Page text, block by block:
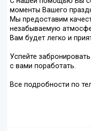
моменты Вашего
Мы предоставим
незабываемую
Вам будет легко и
Успейте
с вами поработать.
Все подробности по